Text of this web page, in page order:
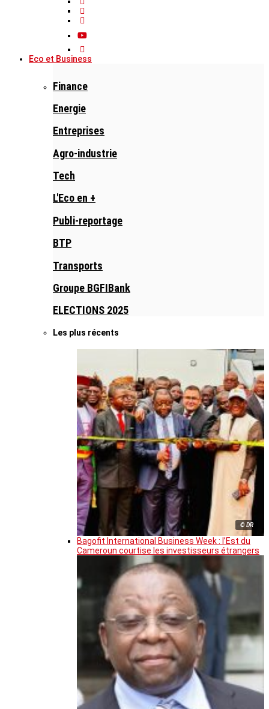
Eco et Business
Finance
Energie
Entreprises
Agro-industrie
Tech
L'Eco en +
Publi-reportage
BTP
Transports
Groupe BGFIBank
ELECTIONS 2025
Les plus récents
© DR
Bagofit International Business Week : l’Est du
Cameroun courtise les investisseurs étrangers